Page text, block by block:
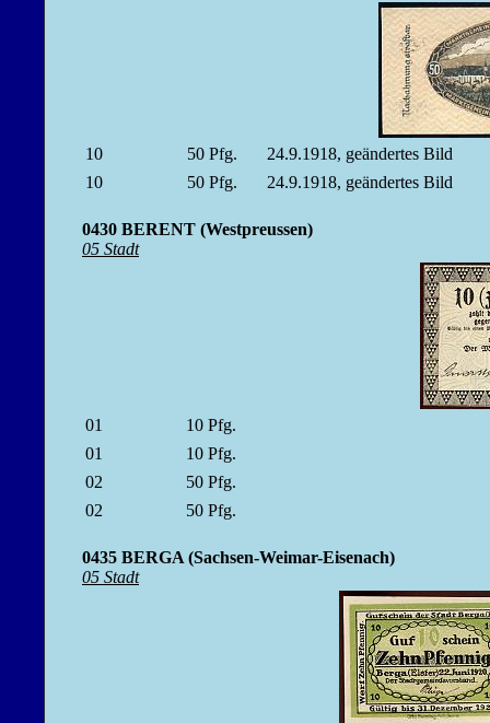
10 50 Pfg.
24.9.1918, geändertes Bild
10
50 Pfg. 24.9.1918, geändertes Bild
0430 BERENT (Westpreussen)
05 Stadt
01 10 Pfg.
01
10 Pfg.
02
50 Pfg.
02
50 Pfg.
0435 BERGA (Sachsen-Weimar-Eisenach)
05 Stadt